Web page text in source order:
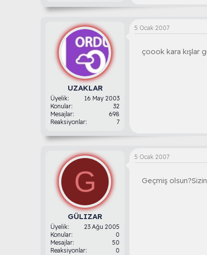
UZAKLAR
Üyelik
16 May 2003
Konular
32
Mesajlar
698
Reaksiyonlar
7
5 Ocak 2007
çoook kara kışlar
G
GÜLIZAR
Üyelik
23 Ağu 2005
Konular
0
Mesajlar
50
Reaksiyonlar
0
5 Ocak 2007
Geçmiş